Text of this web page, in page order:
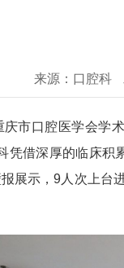
来源：口腔科
市口腔医学会学
凭借深厚的临床
展示，9人次上台